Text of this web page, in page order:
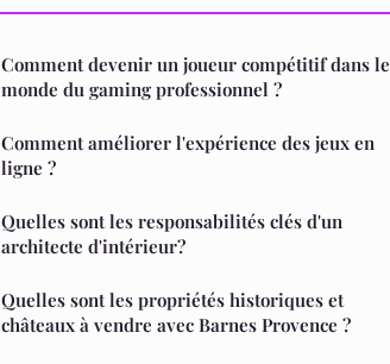
Comment devenir un joueur compétitif dans le
monde du gaming professionnel ?
Comment améliorer l'expérience des jeux en
ligne ?
Quelles sont les responsabilités clés d'un
architecte d'intérieur?
Quelles sont les propriétés historiques et
châteaux à vendre avec Barnes Provence ?